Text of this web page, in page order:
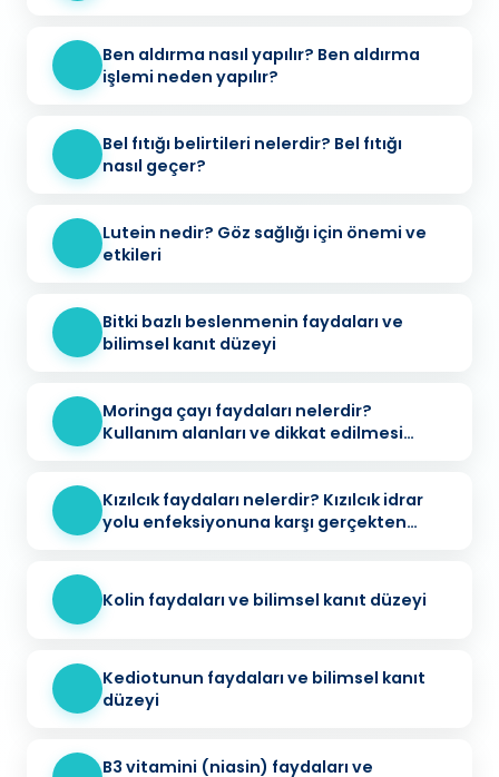
Ben aldırma nasıl yapılır? Ben aldırma
işlemi neden yapılır?
Bel fıtığı belirtileri nelerdir? Bel fıtığı
nasıl geçer?
Lutein nedir? Göz sağlığı için önemi ve
etkileri
Bitki bazlı beslenmenin faydaları ve
bilimsel kanıt düzeyi
Moringa çayı faydaları nelerdir?
Kullanım alanları ve dikkat edilmesi
Kızılcık faydaları nelerdir? Kızılcık idrar
yolu enfeksiyonuna karşı gerçekten
Kolin faydaları ve bilimsel kanıt düzeyi
Kediotunun faydaları ve bilimsel kanıt
düzeyi
B3 vitamini (niasin) faydaları ve